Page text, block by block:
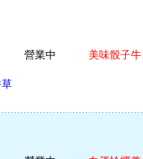
營業中 美味骰子